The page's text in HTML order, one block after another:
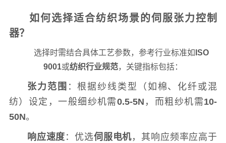
如何选择适合纺织场景的伺服张力控制
器？
选择时需结合具体工艺参数，参考行业标准如 ISO
9001或纺织行业规范，关键指标包括：
张力范围 ：根据纱线类型（如棉、化纤或混
纺）设定，一般细纱机需0.5-5N ，而粗纱机需10-
50N。
响应速度 ：优选伺服电机，其响应频率应高于